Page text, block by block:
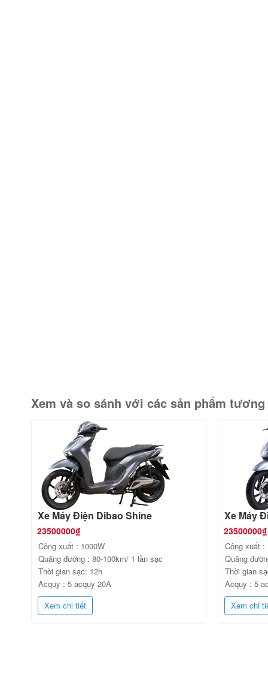
Xem và so sánh với các sản phẩm
Xe Máy Điện Dibao Shine
23500000₫
Công xuất : 1000W
Quãng đường : 80-100km/ 1 lần sạc
Thời gian sạc: 12h
Acquy : 5 acquy 20A
Xem chi tiết
Xe Máy
23500000₫
Công xuất :
Quãng
Thời gian
Acquy : 5
Xem chi